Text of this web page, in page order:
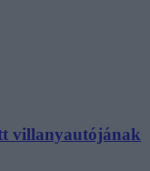
villanyautójának